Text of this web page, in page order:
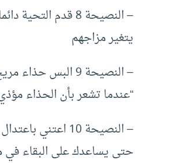
– النصيحة 8 قدم
يتغير مزاجهم
– النصيحة 9
“عندما تشعر بأن الحذاء
– النصيحة 10
حتى يساعدك على البقاء